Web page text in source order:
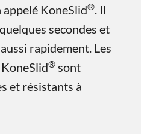
KoneSlid®. Il
secondes et
rapidement. Les
® sont
et résistants à